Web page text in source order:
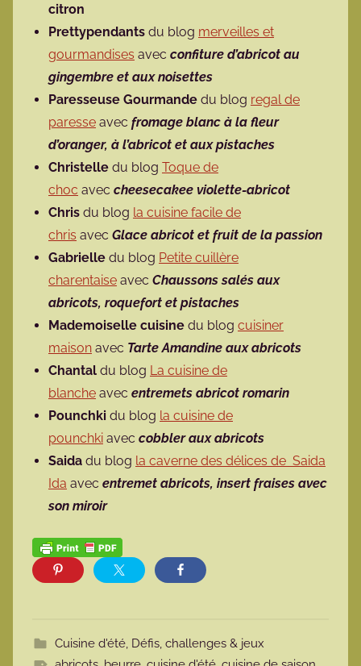
citron
Prettypendants du blog merveilles et
gourmandises avec confiture d’abricot au
gingembre et aux noisettes
Paresseuse Gourmande du blog regal de
paresse avec fromage blanc à la fleur
d’oranger, à l’abricot et aux pistaches
Christelle du blog Toque de
choc avec cheesecakee violette-abricot
Chris du blog la cuisine facile de
chris avec Glace abricot et fruit de la passion
Gabrielle du blog Petite cuillère
charentaise avec Chaussons salés aux
abricots, roquefort et pistaches
Mademoiselle cuisine du blog cuisiner
maison avec Tarte Amandine aux abricots
Chantal du blog La cuisine de
blanche avec entremets abricot romarin
Pounchki du blog la cuisine de
pounchki avec cobbler aux abricots
Saida du blog la caverne des délices de Saida
Ida avec entremet abricots, insert fraises avec
son miroir
Cuisine d'été, Défis, challenges & jeux